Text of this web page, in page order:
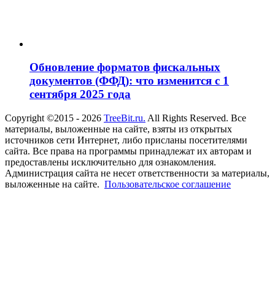
Обновление форматов фискальных
документов (ФФД): что изменится с 1
сентября 2025 года
Copyright ©2015 - 2026 TreeBit.ru. All Rights Reserved. Все
материалы, выложенные на сайте, взяты из открытых
источников сети Интернет, либо присланы посетителями
сайта. Все права на программы принадлежат их авторам и
предоставлены исключительно для ознакомления.
Администрация сайта не несет ответственности за материалы,
выложенные на сайте. Пользовательское соглашение